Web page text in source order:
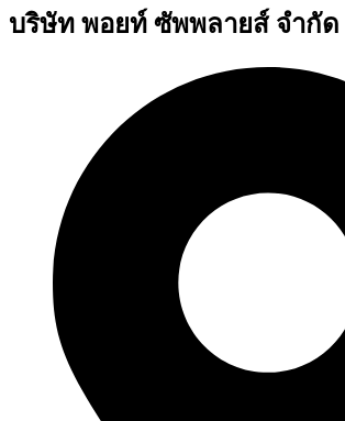
บริษัท พอยท์ ซัพพลายส์ จำกัด